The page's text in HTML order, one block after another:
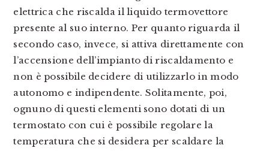
elettrica che riscalda il liquido termovettore
presente al suo interno. Per quanto riguarda il
secondo caso, invece, si attiva direttamente con
l’accensione dell’impianto di riscaldamento e
non è possibile decidere di utilizzarlo in modo
autonomo e indipendente. Solitamente, poi,
ognuno di questi elementi sono dotati di un
termostato con cui è possibile regolare la
temperatura che si desidera per scaldare la